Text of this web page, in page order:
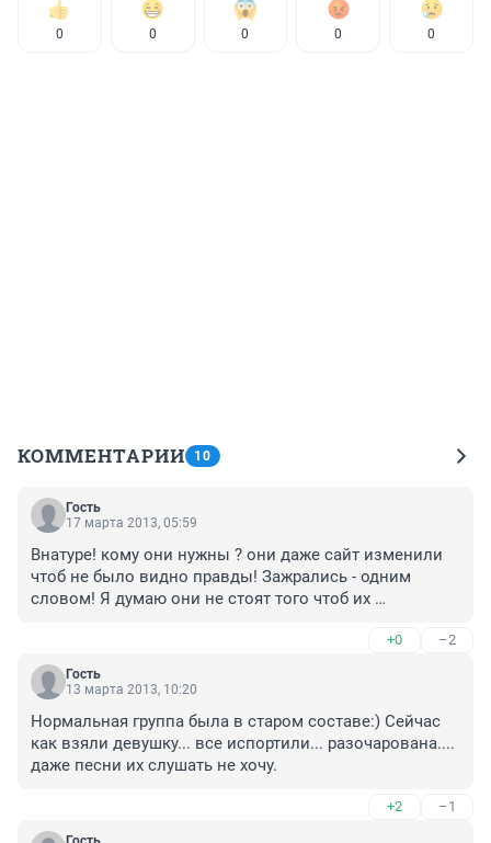
0 0 0 0 0
КОММЕНТАРИИ 10
Гость
17 марта 2013, 05:59
Внатуре! кому они нужны ? они даже сайт изменили
чтоб не было видно правды! Зажрались - одним
словом! Я думаю они не стоят того чтоб их
+0 –2
Гость
13 марта 2013, 10:20
Нормальная группа была в старом составе:) Сейчас
как взяли девушку... все испортили... разочарована....
даже песни их слушать не хочу.
+2 –1